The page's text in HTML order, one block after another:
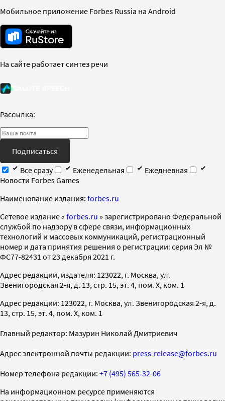
Мобильное приложение Forbes Russia на Android
На сайте работает синтез речи
Рассылка:
Подписаться
Все сразу
Еженедельная
Ежедневная
Новости Forbes Games
Наименование издания: forbes.ru
Cетевое издание « forbes.ru » зарегистрировано Федеральной
службой по надзору в сфере связи, информационных
технологий и массовых коммуникаций, регистрационный
номер и дата принятия решения о регистрации: серия Эл №
ФС77-82431 от 23 декабря 2021 г.
Адрес редакции, издателя: 123022, г. Москва, ул.
Звенигородская 2-я, д. 13, стр. 15, эт. 4, пом. X, ком. 1
Адрес редакции: 123022, г. Москва, ул. Звенигородская 2-я, д.
13, стр. 15, эт. 4, пом. X, ком. 1
Главный редактор: Мазурин Николай Дмитриевич
Адрес электронной почты редакции: press-release@forbes.ru
Номер телефона редакции: +7 (495) 565-32-06
На информационном ресурсе применяются